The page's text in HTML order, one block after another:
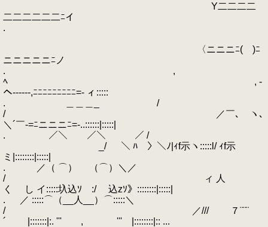
Y二二二二
二二二二二二ﾆイ
.
〈ニニニﾆ( )ﾆ
ニニニニニﾆノ
. ,
ﾍ , -
ヘ------,ﾆﾆﾆﾆﾆﾆﾆﾆﾆ=- ィ:::::
. ＿＿＿_ /
/ ／￣､ ヽ､
＼´￣-=ﾆニニニﾆ=-..::::::|:::::|
. ／＼ ／＼ ／ /
_/ ＼ ﾊ 〉＼ﾉ|ｨf示ヽ:::::l/ ｨf示
ミ|::::::::|:::::|
. ／（ ⌒） （⌒）＼／
/ ィ 人
く し イ:::::圦込ｿ :/ 込zｿ》::::::::|:::::|
. ／ :::::⌒（__人__）⌒:::::＼
/ ／/// ７¨¨¨
´ |:::::::|:. ''' , ''' |::::::::|:: ...